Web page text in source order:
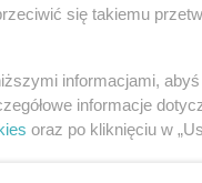
się takiemu
informacjami,
informacje
oraz po kliknięciu w